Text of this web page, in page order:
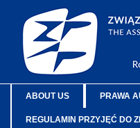
ABOUT US PRAWA
REGULAMIN PRZYJĘĆ DO